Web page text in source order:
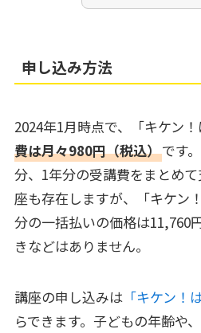
申し込み方法
2024年1月時点で、「キケン
費は月々980円（税込）です
分、1年分の受講費をまとめ
座も存在しますが、「キケン
分の一括払いの価格は11,760
きなどはありません。
講座の申し込みは「キケン！
らできます。子どもの年齢や